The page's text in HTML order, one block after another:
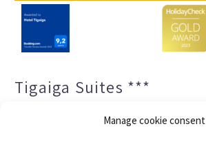
Manage cookie consent
Tigaiga Suites ***